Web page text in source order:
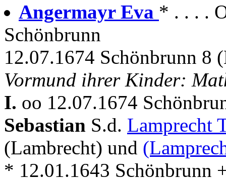
Angermayr Eva * . . . .
Schönbrunn
12.07.1674 Schönbrunn 8
Vormund ihrer Kinder:
I. oo 12.07.1674
Sebastian S.d. Lamprecht
(Lambrecht) und
* 12.01.1643 Schönbrunn